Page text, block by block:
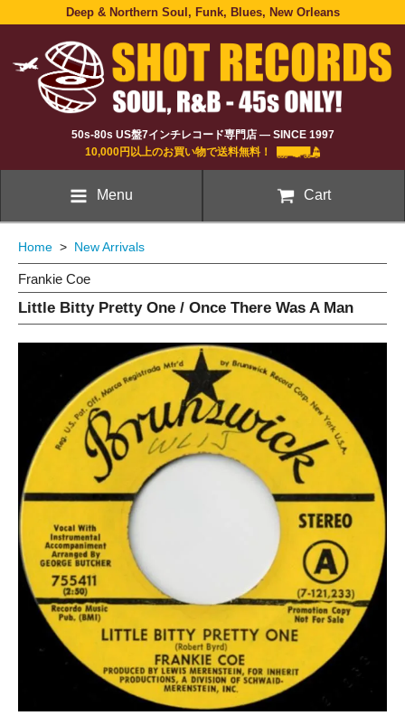
Deep & Northern Soul, Funk, Blues, New Orleans
50s-80s US盤7インチレコード専門店 — SINCE 1997
10,000円以上のお買い物で送料無料！
Menu Cart
Home > New Arrivals
Frankie Coe
Little Bitty Pretty One / Once There Was A Man